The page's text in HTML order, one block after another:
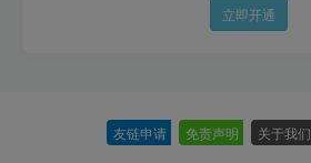
立即开通
友链申请 免责声明 关于我们